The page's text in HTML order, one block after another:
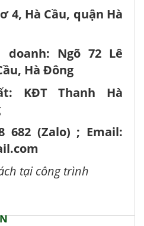
4, Hà Cầu, quận Hà
doanh: Ngõ 72 Lê
Hà Đông
KĐT Thanh Hà
682 (Zalo) ; Email:
tại công trình